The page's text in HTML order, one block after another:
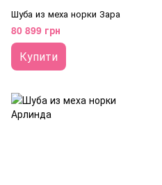
Шуба из меха норки Зара
80 899 грн
Купити